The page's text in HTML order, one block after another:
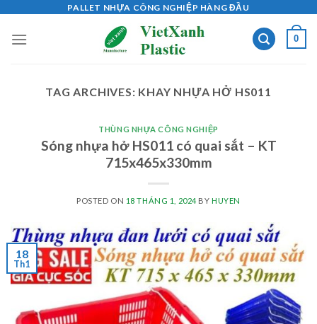
content
PALLET NHỰA CÔNG NGHIỆP HÀNG ĐẦU
0
TAG ARCHIVES: KHAY NHỰA HỞ HS011
THÙNG NHỰA CÔNG NGHIỆP
Sóng nhựa hở HS011 có quai sắt – KT
715x465x330mm
POSTED ON 18 THÁNG 1, 2024BY HUYEN
18
Th1